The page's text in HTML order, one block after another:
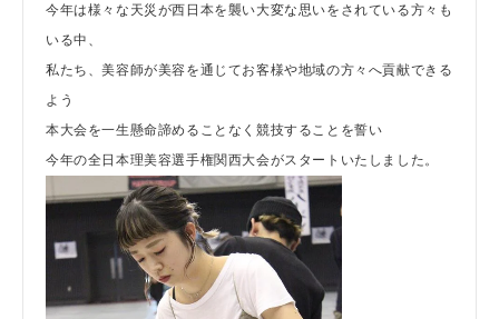
今年は様々な天災が西日本を襲い大変な思いをされている方々も
いる中、
私たち、美容師が美容を通じてお客様や地域の方々へ貢献できる
よう
本大会を一生懸命諦めることなく競技することを誓い
今年の全日本理美容選手権関西大会がスタートいたしました。